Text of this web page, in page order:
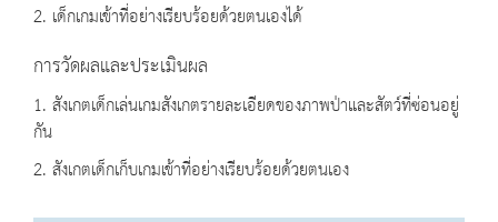
2. เด็กเกมเข้าที่อย่างเรียบร้อยด้วยตนเองได้
การวัดผลและประเมินผล
1. สังเกตเด็กเล่นเกมสังเกตรายละเอียดของภาพป่าและสัตว์ที่ซ่อนอยู่
กัน
2. สังเกตเด็กเก็บเกมเข้าที่อย่างเรียบร้อยด้วยตนเอง